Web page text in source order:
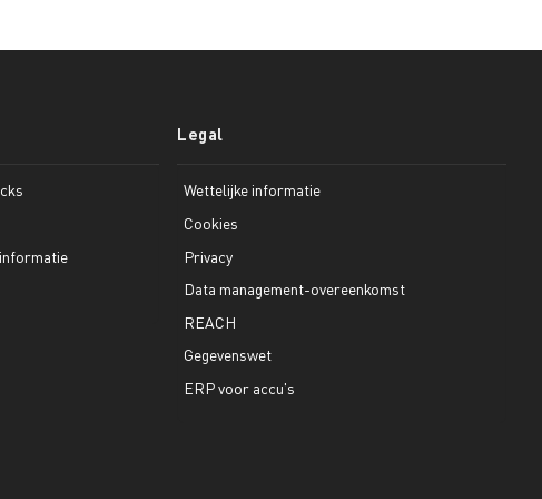
Legal
Wettelijke informatie
Cookies
Privacy
Data management-overeenkomst
REACH
Gegevenswet
ERP voor accu's